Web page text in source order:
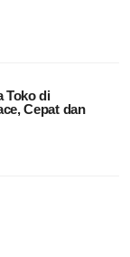
Toko di
Cepat dan